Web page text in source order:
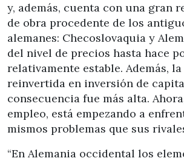
y, además, cuenta con una gran
de obra procedente de los
alemanes: Checoslovaquia y
del nivel de precios hasta hace
relativamente estable. Además,
reinvertida en inversión de
consecuencia fue más alta.
empleo, está empezando a
mismos problemas que sus
“En Alemania occidental los